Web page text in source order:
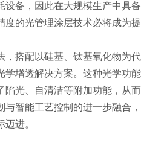
设备，因此在大规模生产中具
的光管理涂层技术必将成为
搭配以硅基、钛基氧化物为
学增透解决方案。这种光学功
陷光、自清洁等附加功能，从
与智能工艺控制的进一步融合
进。